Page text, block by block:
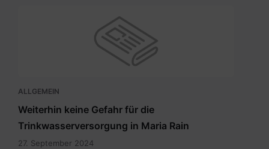
ALLGEMEIN
Weiterhin keine Gefahr für die
Trinkwasserversorgung in Maria Rain
27. September 2024